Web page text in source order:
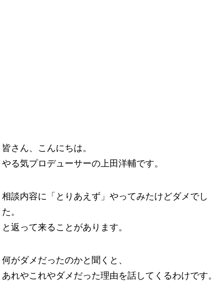
皆さん、こんにちは。
やる気プロデューサーの上田洋輔です。
相談内容に「とりあえず」やってみたけどダメでし
た。
と返って来ることがあります。
何がダメだったのかと聞くと、
あれやこれやダメだった理由を話してくるわけです。